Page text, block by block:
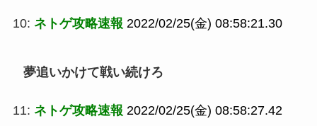
10: ネトゲ攻略速報 2022/02/25(金) 08:58:21.30
夢追いかけて戦い続けろ
11: ネトゲ攻略速報 2022/02/25(金) 08:58:27.42